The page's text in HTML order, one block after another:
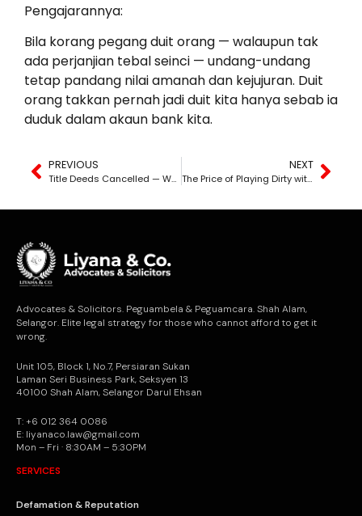
Pengajarannya:
Bila korang pegang duit orang — walaupun tak
ada perjanjian tebal seinci — undang-undang
tetap pandang nilai amanah dan kejujuran. Duit
orang takkan pernah jadi duit kita hanya sebab ia
duduk dalam akaun bank kita.
PREVIOUS
Title Deeds Cancelled — When the System Fails, Who Pays the Price?
NEXT
The Price of Playing Dirty with Someone Else’s Money: Not Even a Single Cent Is Yours to Keep
Advocates & Solicitors. Peguambela & Peguamcara. Shah Alam,
Selangor. Elite legal strategy for those who cannot afford to get it
wrong.
Unit 105, Block 1, No.7, Persiaran Sukan
Laman Seri Business Park, Seksyen 13
40100 Shah Alam, Selangor Darul Ehsan
T: +6 012 364 0086
E: liyanaco.law@gmail.com
Mon – Fri · 8:30AM – 5:30PM
SERVICES
Defamation & Reputation